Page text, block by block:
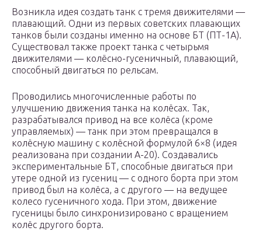
Возникла идея создать танк с тремя движителями —
плавающий. Одни из первых советских плавающих
танков были созданы именно на основе БТ (ПТ-1А).
Существовал также проект танка с четырьмя
движителями — колёсно-гусеничный, плавающий,
способный двигаться по рельсам.
Проводились многочисленные работы по
улучшению движения танка на колёсах. Так,
разрабатывался привод на все колёса (кроме
управляемых) — танк при этом превращался в
колёсную машину с колёсной формулой 6×8 (идея
реализована при создании А-20). Создавались
экспериментальные БТ, способные двигаться при
утере одной из гусениц — с одного борта при этом
привод был на колёса, а с другого — на ведущее
колесо гусеничного хода. При этом, движение
гусеницы было синхронизировано с вращением
колёс другого борта.